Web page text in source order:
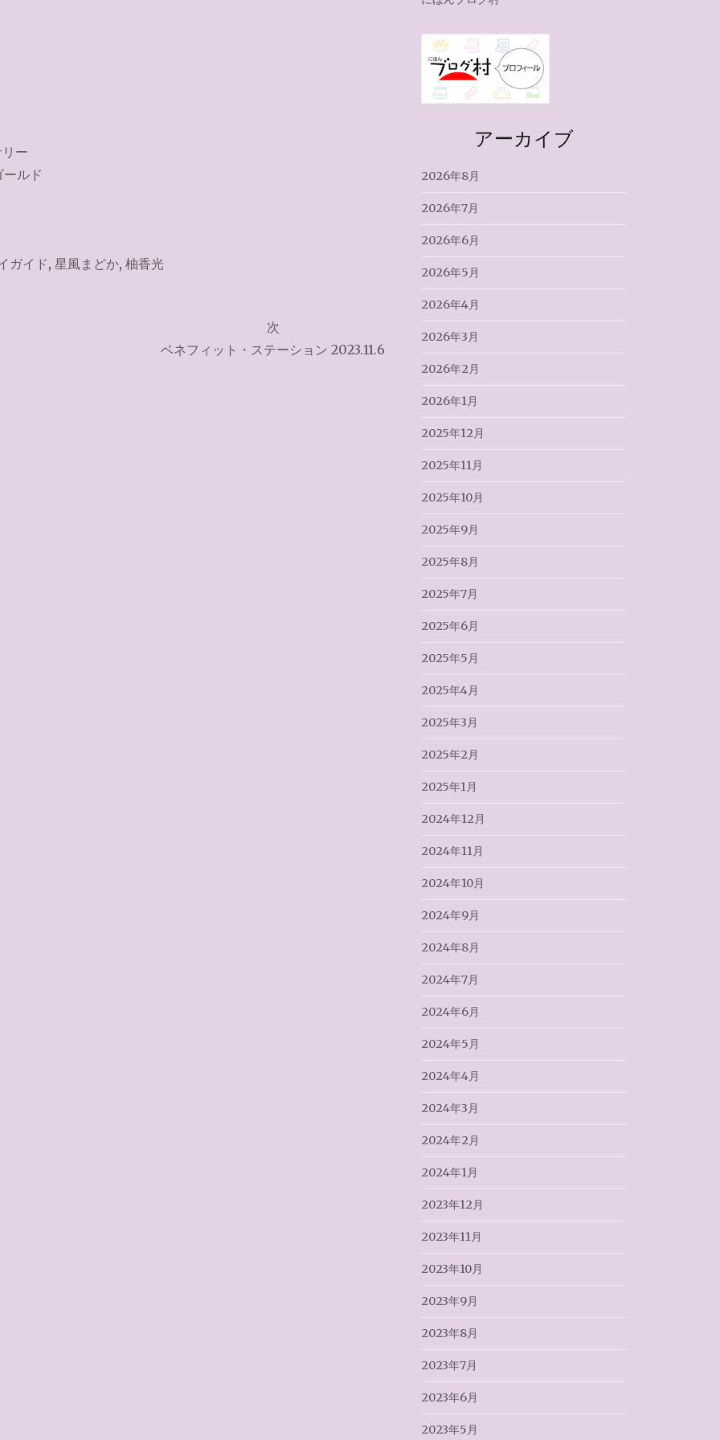
ガイド, 星風まどか, 柚香光
次
ベネフィット・ステーション 2023.11.6
アーカイブ
2026年8月
2026年7月
2026年6月
2026年5月
2026年4月
2026年3月
2026年2月
2026年1月
2025年12月
2025年11月
2025年10月
2025年9月
2025年8月
2025年7月
2025年6月
2025年5月
2025年4月
2025年3月
2025年2月
2025年1月
2024年12月
2024年11月
2024年10月
2024年9月
2024年8月
2024年7月
2024年6月
2024年5月
2024年4月
2024年3月
2024年2月
2024年1月
2023年12月
2023年11月
2023年10月
2023年9月
2023年8月
2023年7月
2023年6月
2023年5月